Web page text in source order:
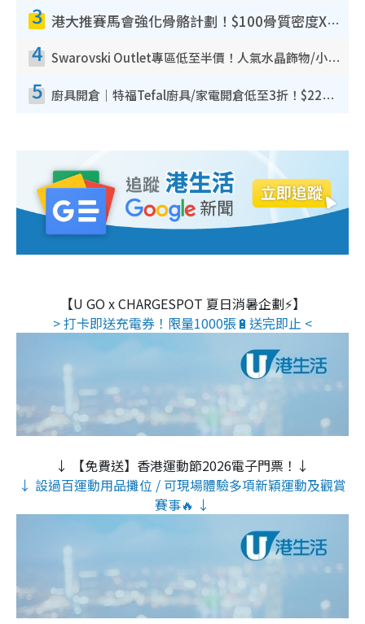
3 港大推賽馬會強化骨骼計劃！$100骨質密度X光檢查 完成免費運動訓練送超市禮券！附參加資格
4 Swarovski Outlet專區低至半價！人氣水晶飾物/小擺設$138起！迪士尼款/水晶高跟鞋都有平
5 廚具開倉｜特福Tefal廚具/家電開倉低至3折！$220起買平底鍋/炒鑊/湯煲！電飯煲/吸塵機/燙斗$418起
【U GO x CHARGESPOT 夏日消暑企劃⚡】
> 打卡即送充電券！限量1000張🔋送完即止 <
↓ 【免費送】香港運動節2026電子門票！↓
↓ 設過百運動用品攤位 / 可現場體驗多項新穎運動及觀賞
賽事🔥 ↓